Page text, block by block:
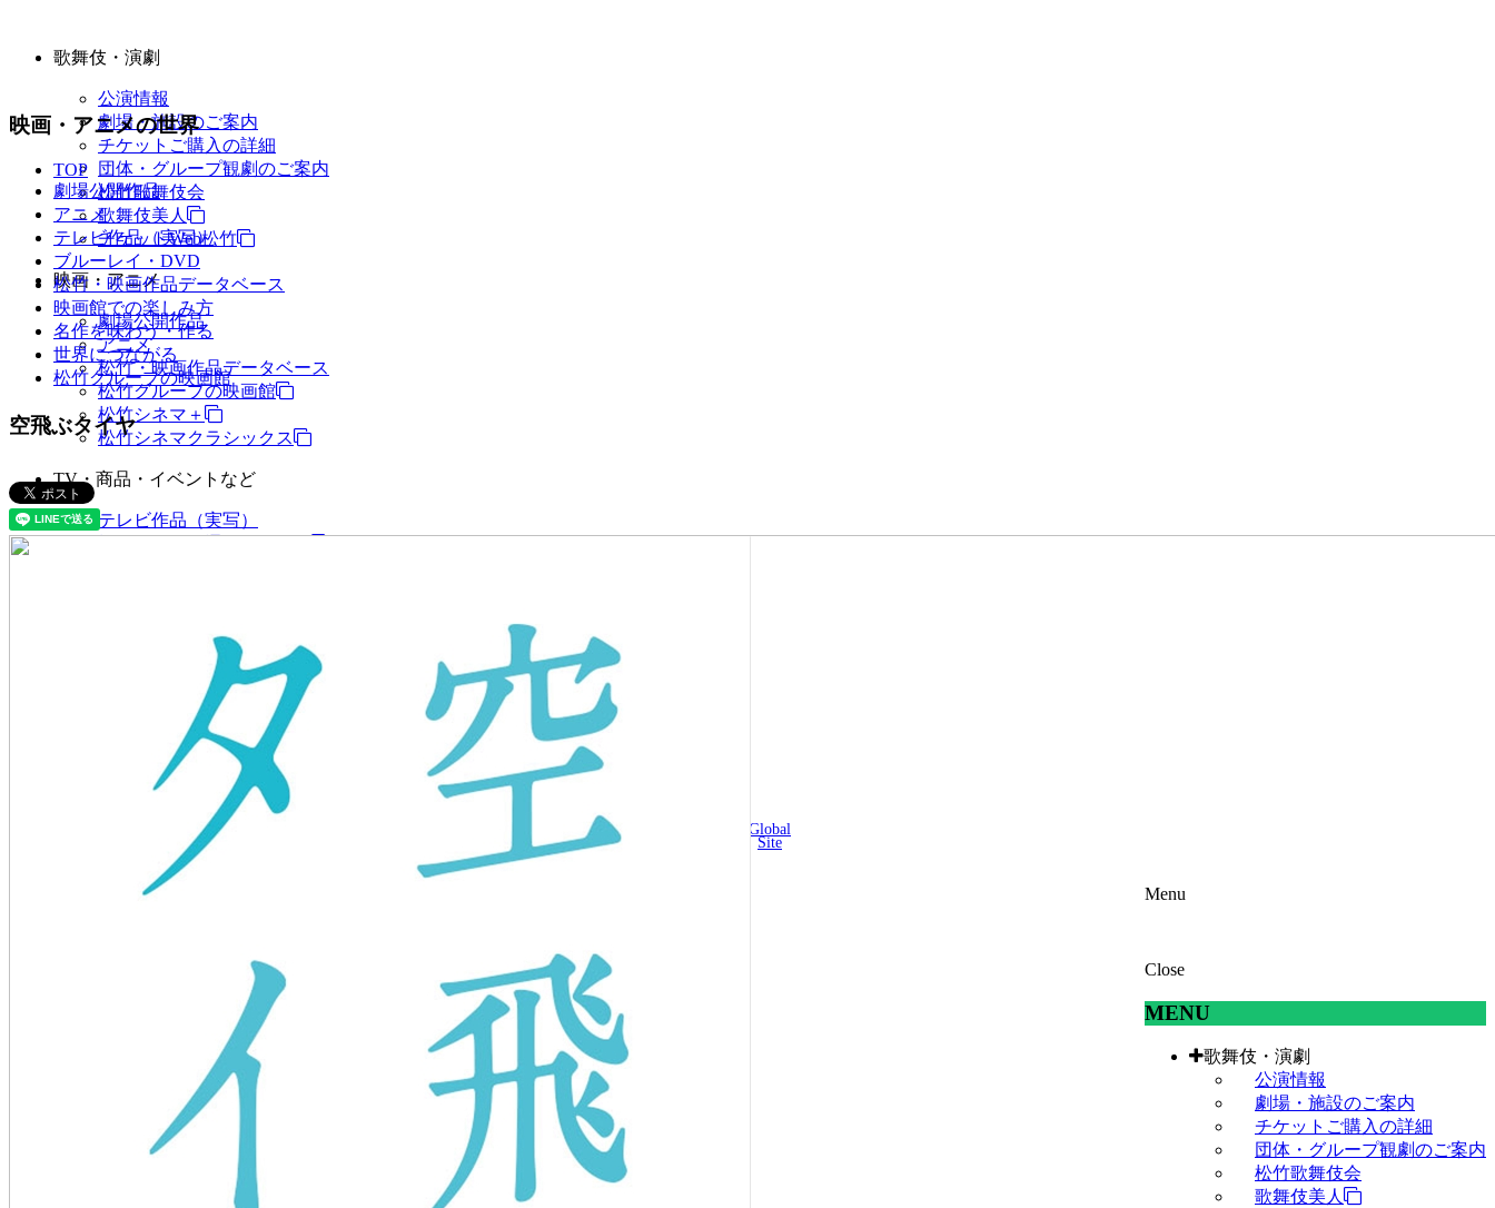
歌舞伎・演劇
公演情報
劇場・施設のご案内
チケットご購入の詳細
団体・グループ観劇のご案内
松竹歌舞伎会
歌舞伎美人
チケットWeb松竹
映画・アニメ
劇場公開作品
アニメ
松竹・映画作品データベース
松竹グループの映画館
松竹シネマ＋
松竹シネマクラシックス
TV・商品・イベントなど
テレビ作品（実写）
株主・投資家情報（IR）
お知らせ
お問い合わせ
Global
Site
Menu
Close
MENU
歌舞伎・演劇
公演情報
劇場・施設のご案内
チケットご購入の詳細
団体・グループ観劇のご案内
松竹歌舞伎会
歌舞伎美人
映画・アニメの世界
TOP
劇場公開作品
アニメ
テレビ作品（実写）
ブルーレイ・DVD
松竹・映画作品データベース
映画館での楽しみ方
名作を味わう・作る
世界につながる
松竹グループの映画館
空飛ぶタイヤ